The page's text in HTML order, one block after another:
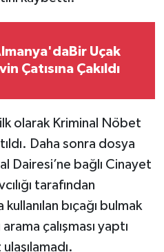
Uçak
Çatısına Çakıldı
olarak Kriminal Nöbet
Daha sonra dosya
Dairesi’ne bağlı Cinayet
tarafından
bıçağı bulmak
çalışması yaptı